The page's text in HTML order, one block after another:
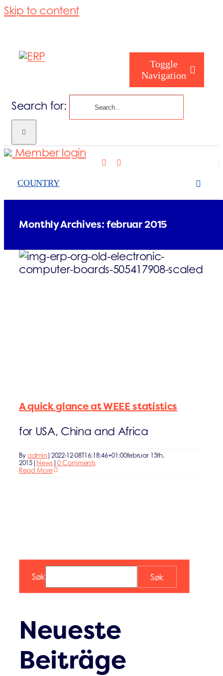
Skip to content
Toggle
Navigation
Kontakt
Search for:
COUNTRY
Member login
Monthly Archives:februar 2015
A quick glance at WEEE
A quick glance at WEEE statistics
for USA, China and Africa
Byadmin |2022-12-08T16:18:46+01:00februar 15th,
2015| News | 0 Comments
Read More
Søk Søk
Neueste
Beiträge